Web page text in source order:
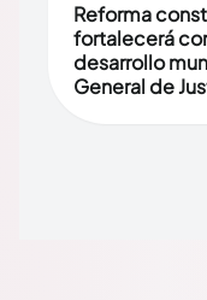
Reforma
fortalecerá
desarrollo
General de